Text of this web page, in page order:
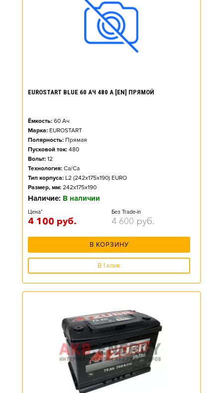
EUROSTART BLUE 60 АЧ 480 А [EN] ПРЯМОЙ
Ёмкость: 60 Ач
Марка: EUROSTART
Полярность: Прямая
Пусковой ток: 480
Вольт: 12
Технология: Ca/Ca
Тип корпуса: L2 (242x175x190) EURO
Размер, мм: 242x175x190
Наличие: В наличии
Цена*
4 100 руб.
Без Trade-in
4 600 руб.
В КОРЗИНУ
В 1 клик